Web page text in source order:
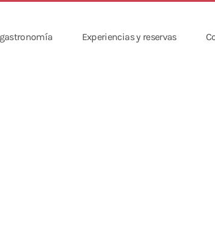
Experiencias y reservas